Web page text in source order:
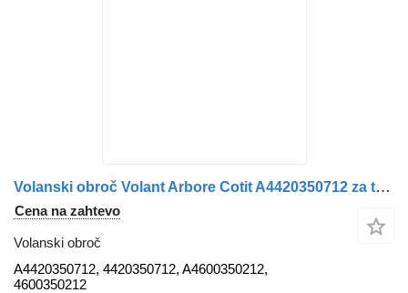
Volanski obroč Volant Arbore Cotit A4420350712 za tovornjak Mercedes-Benz A4420350712 A4600350212
Cena na zahtevo
Volanski obroč
A4420350712, 4420350712, A4600350212,
4600350212